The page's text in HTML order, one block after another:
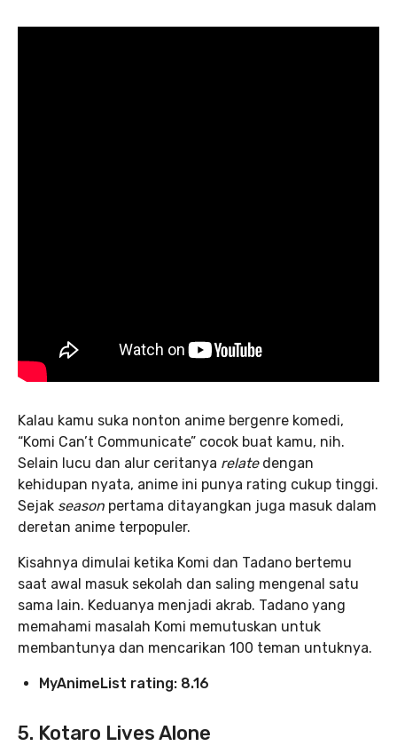
Kalau kamu suka nonton anime bergenre komedi,
“Komi Can’t Communicate” cocok buat kamu, nih.
Selain lucu dan alur ceritanya relate dengan
kehidupan nyata, anime ini punya rating cukup tinggi.
Sejak season pertama ditayangkan juga masuk dalam
deretan anime terpopuler.
Kisahnya dimulai ketika Komi dan Tadano bertemu
saat awal masuk sekolah dan saling mengenal satu
sama lain. Keduanya menjadi akrab. Tadano yang
memahami masalah Komi memutuskan untuk
membantunya dan mencarikan 100 teman untuknya.
MyAnimeList rating: 8.16
5. Kotaro Lives Alone